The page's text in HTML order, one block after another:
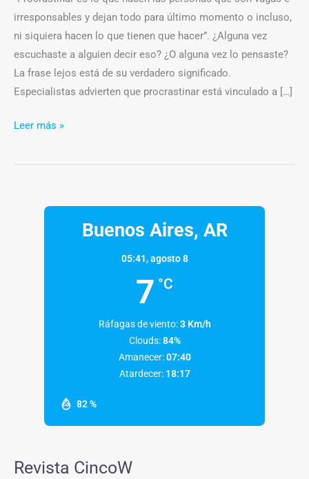
irresponsables y dejan todo para último momento o incluso,
ni siquiera hacen lo que tienen que hacer”. ¿Alguna vez
escuchaste a alguien decir eso? ¿O alguna vez lo pensaste?
La frase lejos está de su verdadero significado.
Especialistas advierten que procrastinar está vinculado a […]
Leer más »
Buenos Aires, AR
05:41,agosto 8
7 °C
82 %
Ráfagas de viento: 3 Km/h
Clouds: 84%
Amanecer: 07:40
Atardecer: 18:17
Revista CincoW